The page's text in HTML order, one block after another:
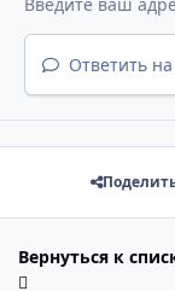
Ответить на
Вернуться к